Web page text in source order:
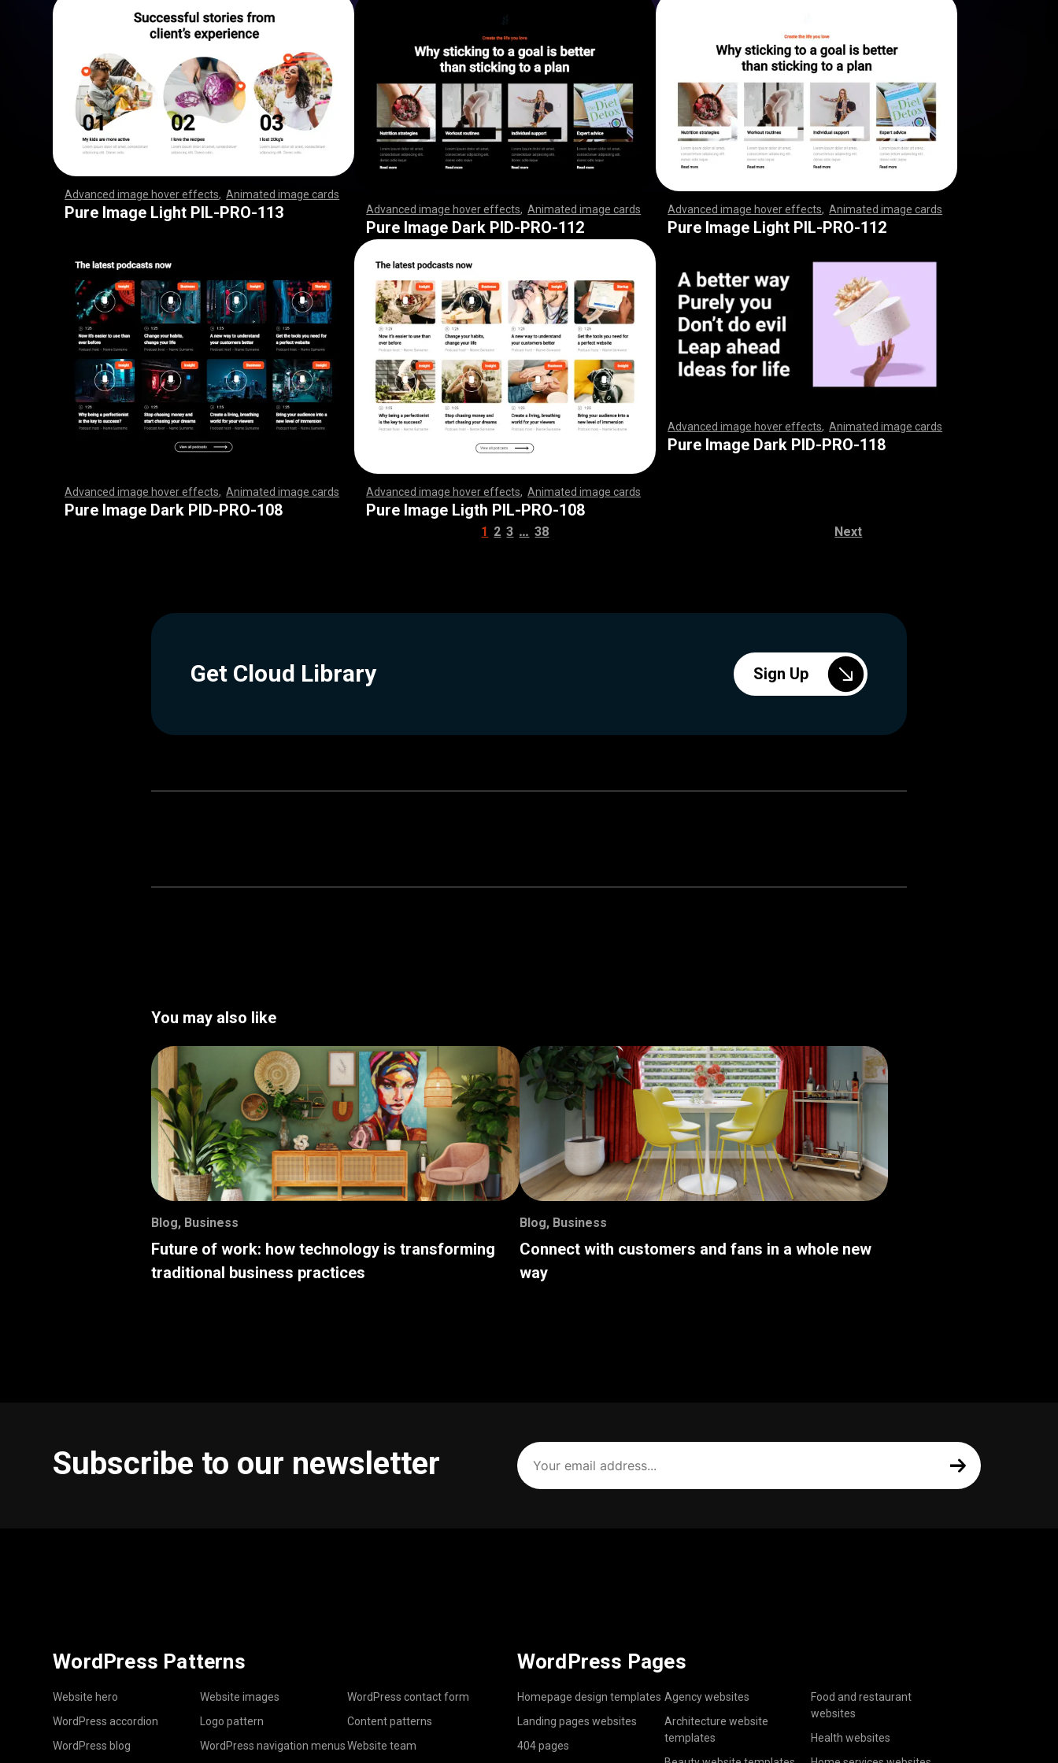
Advanced image hover effects ,Animated image cards
,,,,,,,,,,,,,,,,,,,,,,,,,,,,,,,,,, ,,,,,,,,,,,,,,,,,,,,,,,,,
,,,,,,,,,,,,,,,,,,,,,,,,,,,,,,,,,, ,,,,,,,,,,,,,,,,,,,,,,,,,
,,,,,,,,,,,,,,,,,,,,,,,,,,,,,,,,,, ,,,,,,,,,,,,,,,,,,,,,,,,,
,,,,,,,
Pure Image Light PIL-PRO-113 Advanced image hover effects ,Animated image cards
,,,,,,,,,,,,,,,,,,,,,,,,,,,,,,,,,, ,,,,,,,,,,,,,,,,,,,,,,,,,
,,,,,,,,,,,,,,,,,,,,,,,,,,,,,,,,,, ,,,,,,,,,,,,,,,,,,,,,,,,,
,,,,,,,,,,,,,,,,,,,,,,,,,,,,,,,,,, ,,,,,,,,,,,,,,,,,,,,,,,,,
,,,,,,,
Pure Image Dark PID-PRO-112
Advanced image hover effects ,Animated image cards
,,,,,,,,,,,,,,,,,,,,,,,,,,,,,,,,,, ,,,,,,,,,,,,,,,,,,,,,,,,,
,,,,,,,,,,,,,,,,,,,,,,,,,,,,,,,,,, ,,,,,,,,,,,,,,,,,,,,,,,,,
,,,,,,,,,,,,,,,,,,,,,,,,,,,,,,,,,, ,,,,,,,,,,,,,,,,,,,,,,,,,
,,,,,,,
Pure Image Light PIL-PRO-112
Advanced image hover effects ,Animated image cards
,,,,,,,,,,,,,,,,,,,,,,,,,,,,,,,,,, ,,,,,,,,,,,,,,,,,,,,,,,,,
,,,,,,,,,,,,,,,,,,,,,,,,,,,,,,,,,, ,,,,,,,,,,,,,,,,,,,,,,,,,
,,,,,,,,,,,,,,,,,,,,,,,,,,,,,,,,,, ,,,,,,,,,,,,,,,,,,,,,,,,,
,,,,,,,
Pure Image Dark PID-PRO-108
Advanced image hover effects ,Animated image cards
,,,,,,,,,,,,,,,,,,,,,,,,,,,,,,,,,, ,,,,,,,,,,,,,,,,,,,,,,,,,
,,,,,,,,,,,,,,,,,,,,,,,,,,,,,,,,,, ,,,,,,,,,,,,,,,,,,,,,,,,,
,,,,,,,,,,,,,,,,,,,,,,,,,,,,,,,,,, ,,,,,,,,,,,,,,,,,,,,,,,,,
,,,,,,,
Pure Image Ligth PIL-PRO-108
Advanced image hover effects ,Animated image cards
,,,,,,,,,,,,,,,,,,,,,,,,,,,,,,,,,, ,,,,,,,,,,,,,,,,,,,,,,,,,
,,,,,,,,,,,,,,,,,,,,,,,,,,,,,,,,,, ,,,,,,,,,,,,,,,,,,,,,,,,,
,,,,,,,,,,,,,,,,,,,,,,,,,,,,,,,,,, ,,,,,,,,,,,,,,,,,,,,,,,,,
,,,,,,,
Pure Image Dark PID-PRO-118
1 2 3 … 38 Next
Get Cloud Library Sign Up
You may also like
Blog, Business
Future of work: how technology is transforming
traditional business practices
Blog, Business
Connect with customers and fans in a whole new
way
Subscribe to our newsletter
Your
email
address
(Required)
WordPress Patterns
Website hero
WordPress accordion
WordPress blog
Website images
Logo pattern
WordPress navigation menus
WordPress contact form
Content patterns
Website team
WordPress Pages
Homepage design templates
Landing pages websites
404 pages
Agency websites
Architecture website
templates
Food and restaurant
websites
Health websites